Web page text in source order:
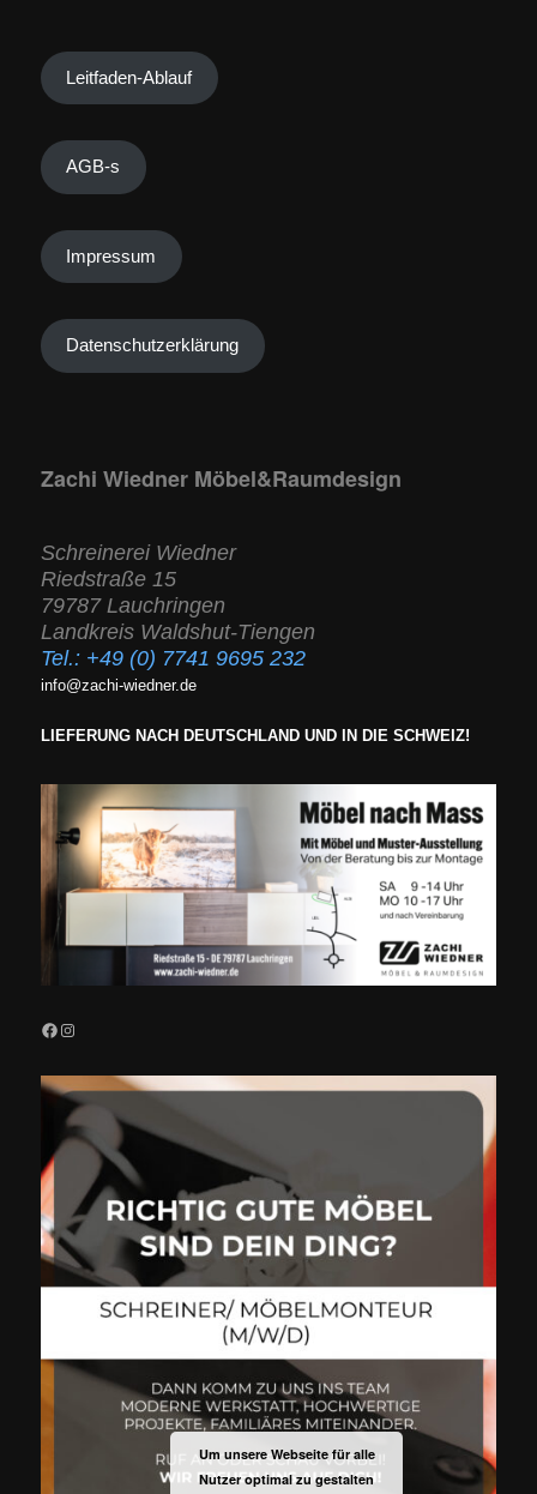
Leitfaden-Ablauf
AGB-s
Impressum
Datenschutzerklärung
Zachi Wiedner Möbel&Raumdesign
Schreinerei Wiedner
Riedstraße 15
79787 Lauchringen
Landkreis Waldshut-Tiengen
Tel.: +49 (0) 7741 9695 232
info@zachi-wiedner.de
LIEFERUNG NACH DEUTSCHLAND UND IN DIE SCHWEIZ!
Facebook
Instagram
Um unsere Webseite für alle
Nutzer optimal zu gestalten